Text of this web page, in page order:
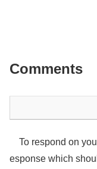
Comments
To respond on
esponse which